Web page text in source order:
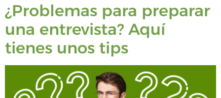
¿Problemas para preparar
una entrevista? Aquí
tienes unos tips